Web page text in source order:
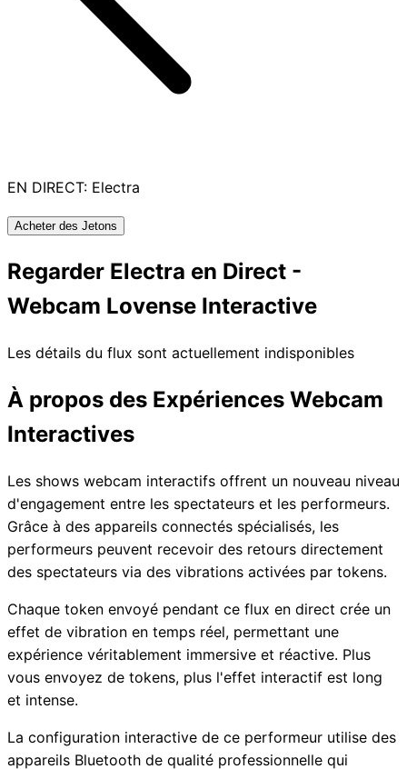
EN DIRECT: Electra
Acheter des Jetons
Regarder Electra en Direct -
Webcam Lovense Interactive
Les détails du flux sont actuellement indisponibles
À propos des Expériences Webcam
Interactives
Les shows webcam interactifs offrent un nouveau niveau
d'engagement entre les spectateurs et les performeurs.
Grâce à des appareils connectés spécialisés, les
performeurs peuvent recevoir des retours directement
des spectateurs via des vibrations activées par tokens.
Chaque token envoyé pendant ce flux en direct crée un
effet de vibration en temps réel, permettant une
expérience véritablement immersive et réactive. Plus
vous envoyez de tokens, plus l'effet interactif est long
et intense.
La configuration interactive de ce performeur utilise des
appareils Bluetooth de qualité professionnelle qui